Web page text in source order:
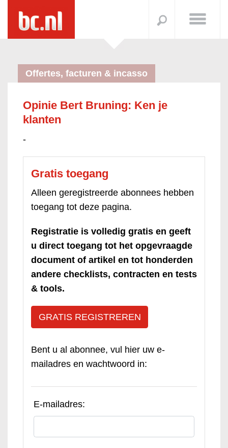
Offertes, facturen & incasso
Opinie Bert Bruning: Ken je
klanten
-
Gratis toegang
Alleen geregistreerde abonnees hebben
toegang tot deze pagina.
Registratie is volledig gratis en geeft
u direct toegang tot het opgevraagde
document of artikel en tot honderden
andere checklists, contracten en tests
& tools.
GRATIS REGISTREREN
Bent u al abonnee, vul hier uw e-
mailadres en wachtwoord in:
E-mailadres: